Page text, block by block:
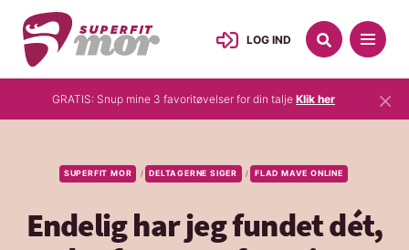
LOG IND
GRATIS: Snup mine 3 favoritøvelser for din talje Klik her ×
SUPERFIT MOR / DELTAGERNE SIGER / FLAD MAVE ONLINE
Endelig har jeg fundet dét,